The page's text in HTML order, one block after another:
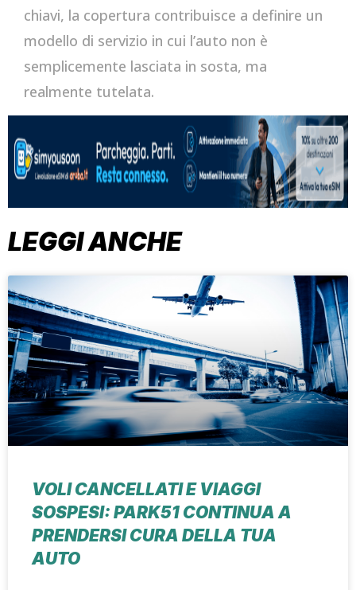
chiavi, la copertura contribuisce a definire un
modello di servizio in cui l’auto non è
semplicemente lasciata in sosta, ma
realmente tutelata.
LEGGI ANCHE
VOLI CANCELLATI E VIAGGI
SOSPESI: PARK51 CONTINUA A
PRENDERSI CURA DELLA TUA
AUTO